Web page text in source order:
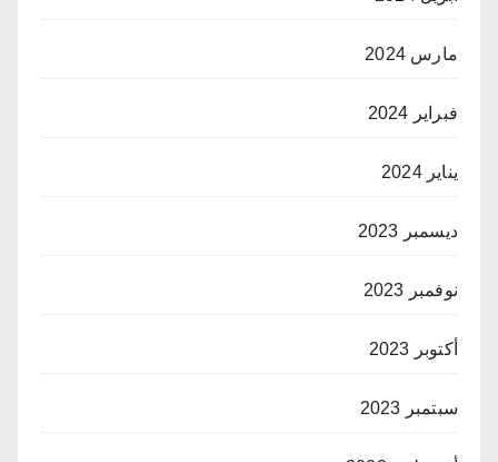
مارس 2024
فبراير 2024
يناير 2024
ديسمبر 2023
نوفمبر 2023
أكتوبر 2023
سبتمبر 2023